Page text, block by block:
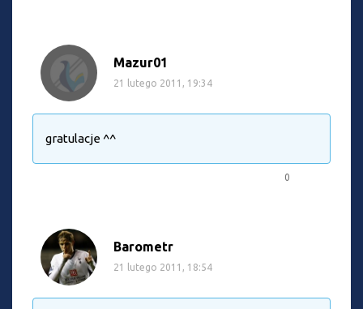
Mazur01
21 lutego 2011, 19:34
gratulacje ^^
0
Barometr
21 lutego 2011, 18:54